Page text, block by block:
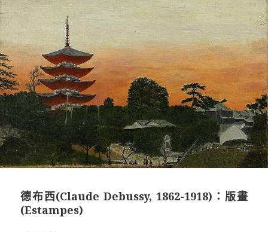
德布西(Claude Debussy, 1862-1918)：版畫
(Estampes)